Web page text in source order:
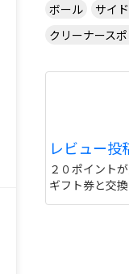
ボール
サイ
クリーナース
レビュー投
２０ポイント
ギフト券と交換